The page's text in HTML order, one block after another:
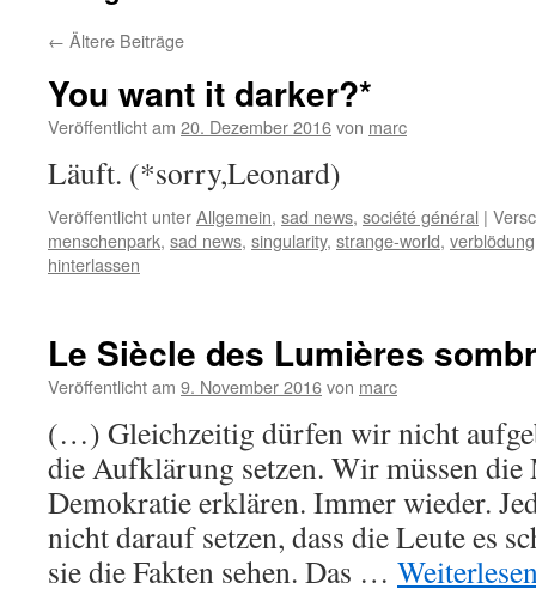
← Ältere Beiträge
You want it darker?*
Veröffentlicht am 20. Dezember 2016von marc
Läuft. (*sorry,Leonard)
Veröffentlicht unterAllgemein, sad news, société général |
menschenpark, sad news, singularity, strange-world, verblödung
hinterlassen
Le Siècle des Lumières
Veröffentlicht am 9. November 2016von marc
(…) Gleichzeitig dürfen wir nicht
die Aufklärung setzen. Wir müssen die
Demokratie erklären. Immer wieder.
nicht darauf setzen, dass die Leute es
sie die Fakten sehen. Das …